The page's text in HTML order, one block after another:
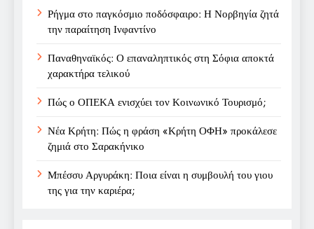
Ρήγμα στο παγκόσμιο ποδόσφαιρο: Η Νορβηγία ζητά
την παραίτηση Ινφαντίνο
Παναθηναϊκός: Ο επαναληπτικός στη Σόφια αποκτά
χαρακτήρα τελικού
Πώς ο ΟΠΕΚΑ ενισχύει τον Κοινωνικό Τουρισμό;
Νέα Κρήτη: Πώς η φράση «Κρήτη ΟΦΗ» προκάλεσε
ζημιά στο Σαρακήνικο
Μπέσσυ Αργυράκη: Ποια είναι η συμβουλή του γιου
της για την καριέρα;